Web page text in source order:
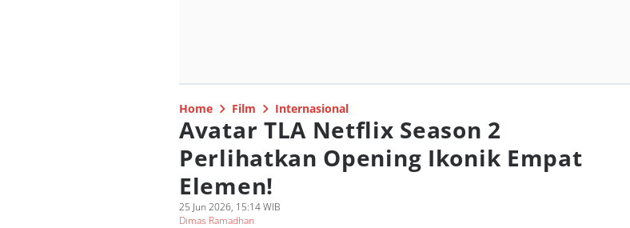
Home Film Internasional
Avatar TLA Netflix Season 2
Perlihatkan Opening Ikonik Empat
Elemen!
25 Jun 2026, 15:14 WIB
Dimas Ramadhan